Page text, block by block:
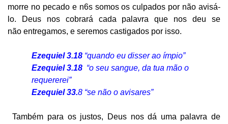
morre no pecado e n6s somos os culpados por não avisá-
lo. Deus nos cobrará cada palavra que nos deu se
não entregamos, e seremos castigados por isso.
Ezequiel 3.18 “quando eu disser ao ímpio”
Ezequiel 3.18 “o seu sangue, da tua mão o
requererei”
Ezequiel 33.8 “se não o avisares”
Também para os justos, Deus nos dá uma palavra de